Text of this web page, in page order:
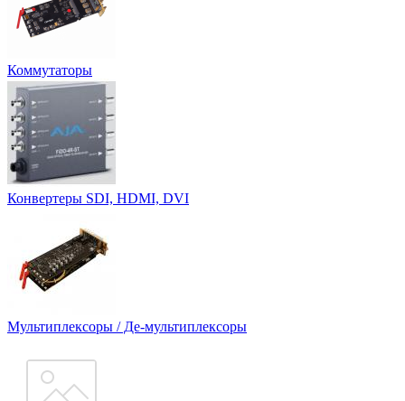
Коммутаторы
Конвертеры SDI, HDMI, DVI
Мультиплексоры / Де-мультиплексоры